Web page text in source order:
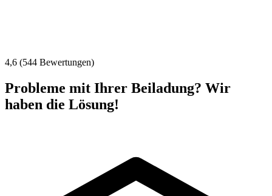
4,6 (544 Bewertungen)
Probleme mit Ihrer Beiladung? Wir
haben die Lösung!